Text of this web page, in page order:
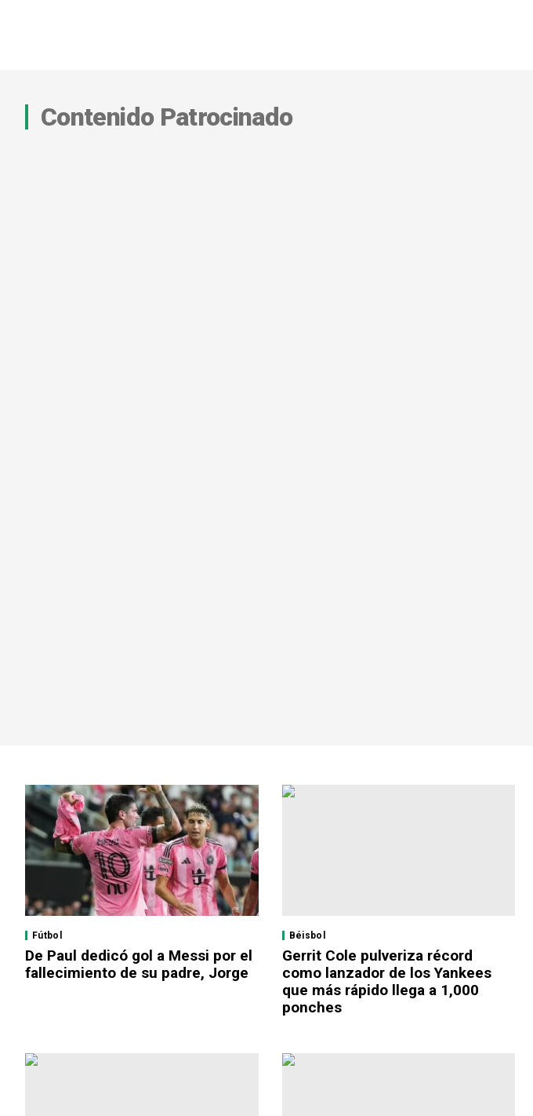
Contenido Patrocinado
Fútbol
De Paul dedicó gol a Messi por el
fallecimiento de su padre, Jorge
Béisbol
Gerrit Cole pulveriza récord
como lanzador de los Yankees
que más rápido llega a 1,000
ponches